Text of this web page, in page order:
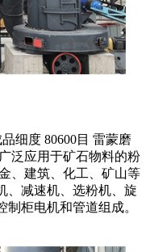
细度 80600目 雷蒙磨
泛应用于矿石物料的粉
、建筑、化工、矿山等
、减速机、选粉机、旋
柜电机和管道组成。